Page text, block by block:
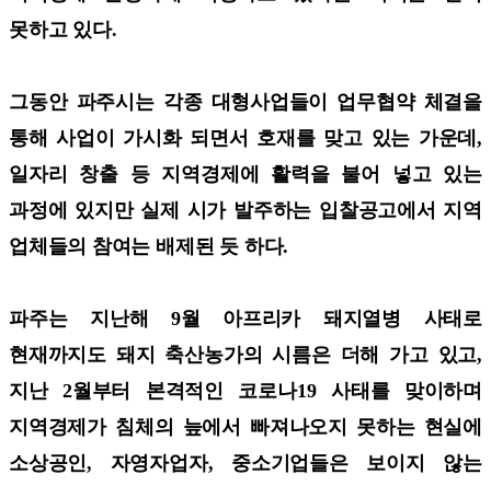
못하고 있다.
그동안 파주시는 각종 대형사업들이 업무협약 체결을
통해 사업이 가시화 되면서 호재를 맞고 있는 가운데,
일자리 창출 등 지역경제에 활력을 불어 넣고 있는
과정에 있지만 실제 시가 발주하는 입찰공고에서 지역
업체들의 참여는 배제된 듯 하다.
파주는 지난해 9월 아프리카 돼지열병 사태로
현재까지도 돼지 축산농가의 시름은 더해 가고 있고,
지난 2월부터 본격적인 코로나19 사태를 맞이하며
지역경제가 침체의 늪에서 빠져나오지 못하는 현실에
소상공인, 자영자업자, 중소기업들은 보이지 않는